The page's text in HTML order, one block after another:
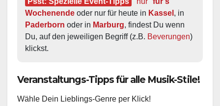
Wochenende oder nur für heute in Kassel
Paderborn oder in Marburg, findest Du wenn
Du, auf den jeweiligen Begriff (z.B. Beverungen)
klickst.
Veranstaltungs-Tipps für alle Musik-Stile!
Wähle Dein Lieblings-Genre per Klick!